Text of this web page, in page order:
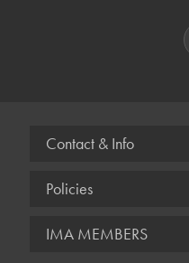
Contact & Info
Policies
IMA MEMBERS